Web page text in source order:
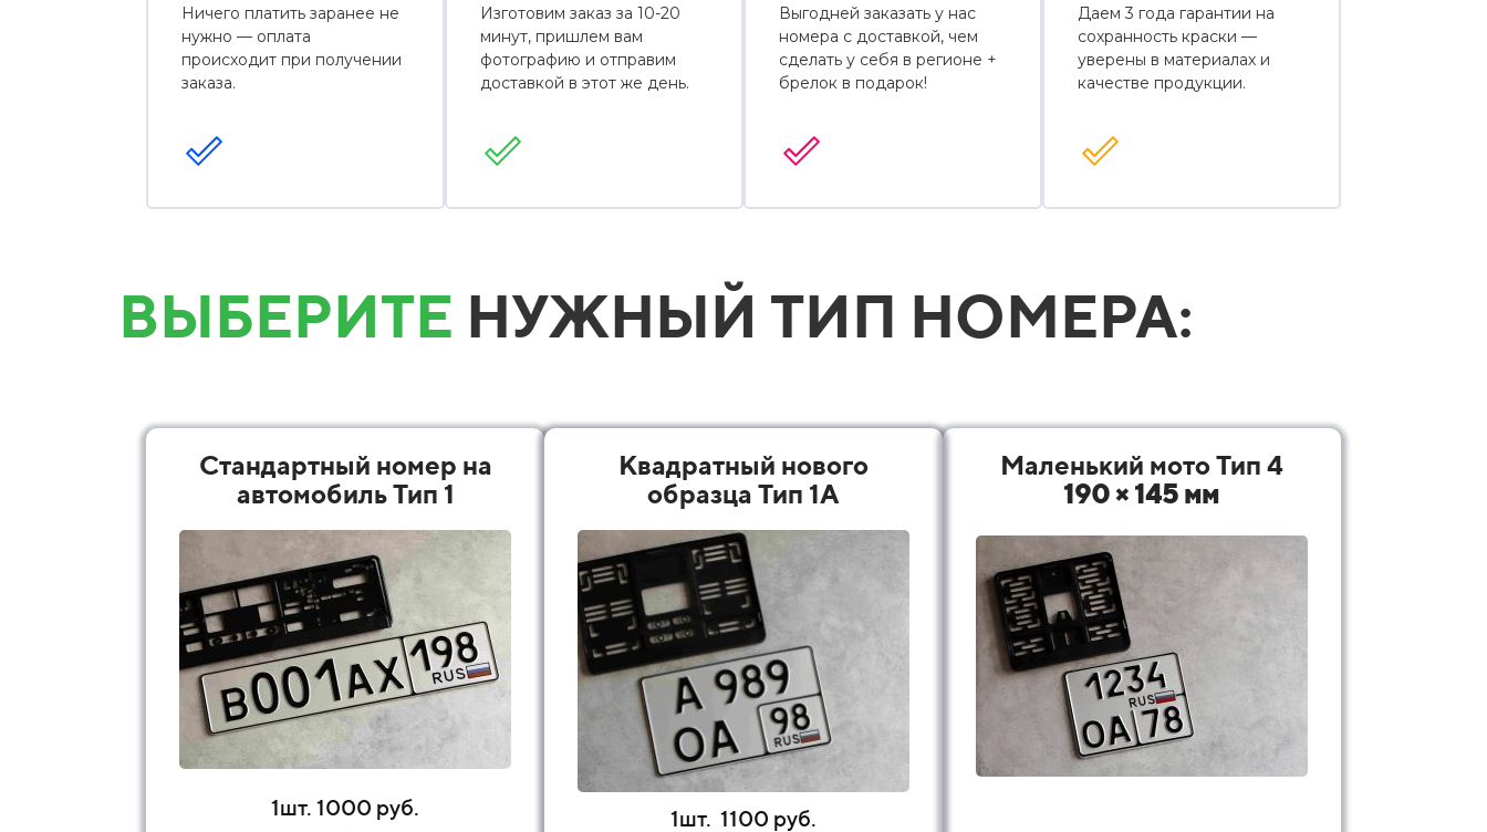
Ничего платить заранее не
нужно — оплата
происходит при получении
заказа.
Изготовим заказ за 10-20
минут, пришлем вам
фотографию и отправим
доставкой в этот же день.
Выгодней заказать у нас
номера с доставкой, чем
сделать у себя в регионе +
брелок в подарок!
Даем 3 года гарантии на
сохранность краски —
уверены в материалах и
качестве продукции.
ВЫБЕРИТЕ НУЖНЫЙ ТИП НОМЕРА:
Стандартный номер на
автомобиль Тип 1
1шт. 1000 руб.
Квадратный нового
образца Тип 1А
1шт. 1100 руб.
Маленький мото Тип 4
190 × 145 мм